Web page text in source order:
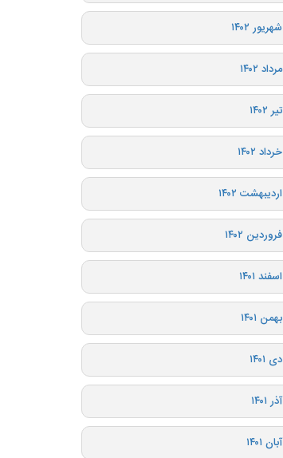
شهریور ۱۴۰۲
مرداد ۱۴۰۲
تیر ۱۴۰۲
خرداد ۱۴۰۲
اردیبهشت ۱۴۰۲
فروردین ۱۴۰۲
اسفند ۱۴۰۱
بهمن ۱۴۰۱
دی ۱۴۰۱
آذر ۱۴۰۱
آبان ۱۴۰۱